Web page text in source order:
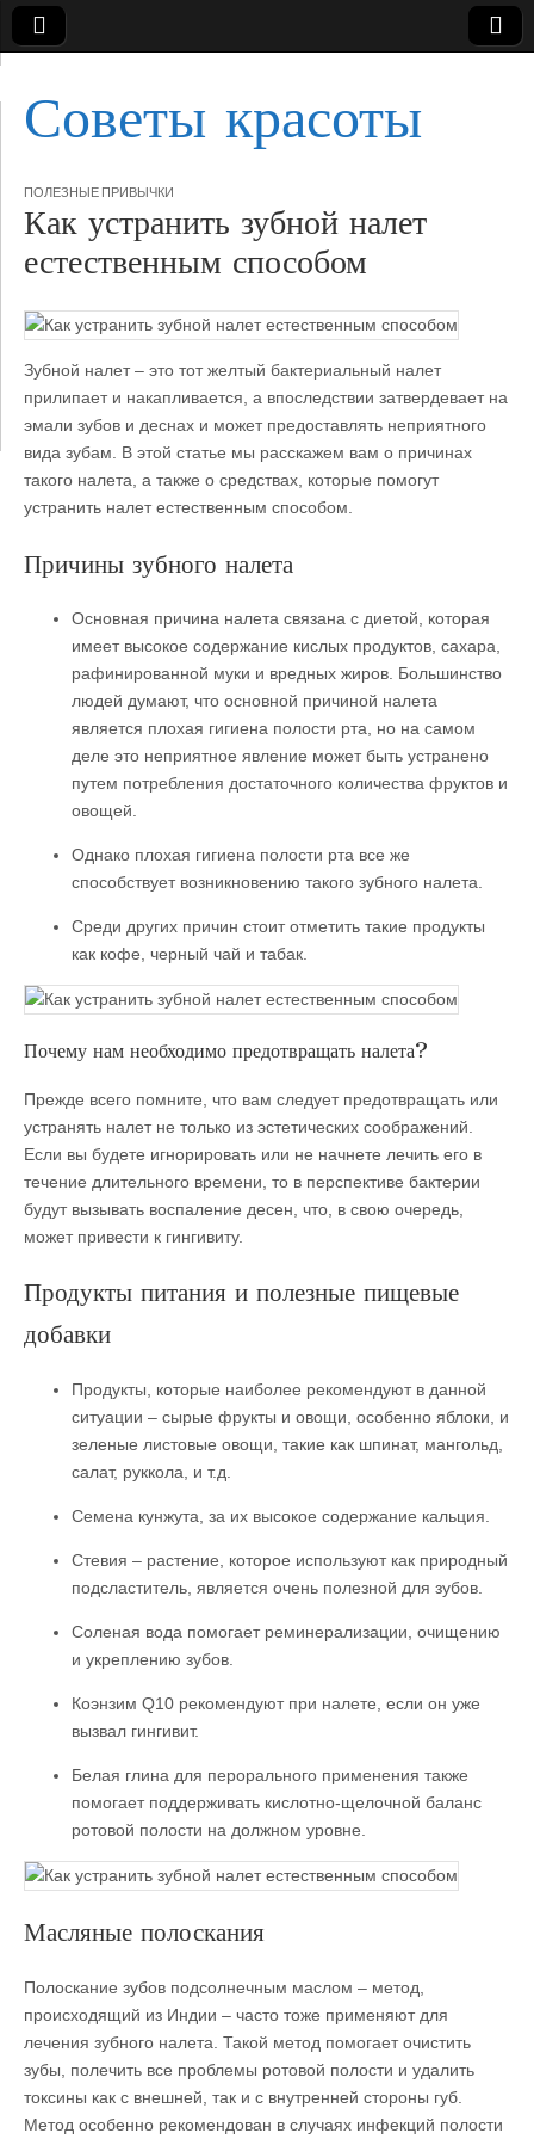
Советы красоты
ПОЛЕЗНЫЕ ПРИВЫЧКИ
Как устранить зубной налет
естественным способом
Зубной налет – это тот желтый бактериальный налет
прилипает и накапливается, а впоследствии затвердевает на
эмали зубов и деснах и может предоставлять неприятного
вида зубам. В этой статье мы расскажем вам о причинах
такого налета, а также о средствах, которые помогут
устранить налет естественным способом.
Причины зубного налета
Основная причина налета связана с диетой, которая
имеет высокое содержание кислых продуктов, сахара,
рафинированной муки и вредных жиров. Большинство
людей думают, что основной причиной налета
является плохая гигиена полости рта, но на самом
деле это неприятное явление может быть устранено
путем потребления достаточного количества фруктов и
овощей.
Однако плохая гигиена полости рта все же
способствует возникновению такого зубного налета.
Среди других причин стоит отметить такие продукты
как кофе, черный чай и табак.
Почему нам необходимо предотвращать налета?
Прежде всего помните, что вам следует предотвращать или
устранять налет не только из эстетических соображений.
Если вы будете игнорировать или не начнете лечить его в
течение длительного времени, то в перспективе бактерии
будут вызывать воспаление десен, что, в свою очередь,
может привести к гингивиту.
Продукты питания и полезные пищевые
добавки
Продукты, которые наиболее рекомендуют в данной
ситуации – сырые фрукты и овощи, особенно яблоки, и
зеленые листовые овощи, такие как шпинат, мангольд,
салат, руккола, и т.д.
Семена кунжута, за их высокое содержание кальция.
Стевия – растение, которое используют как природный
подсластитель, является очень полезной для зубов.
Соленая вода помогает реминерализации, очищению
и укреплению зубов.
Коэнзим Q10 рекомендуют при налете, если он уже
вызвал гингивит.
Белая глина для перорального применения также
помогает поддерживать кислотно-щелочной баланс
ротовой полости на должном уровне.
Масляные полоскания
Полоскание зубов подсолнечным маслом – метод,
происходящий из Индии – часто тоже применяют для
лечения зубного налета. Такой метод помогает очистить
зубы, полечить все проблемы ротовой полости и удалить
токсины как с внешней, так и с внутренней стороны губ.
Метод особенно рекомендован в случаях инфекций полости